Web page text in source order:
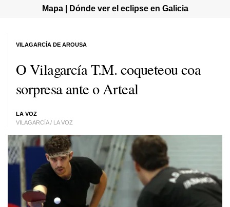
Mapa | Dónde ver el eclipse en Galicia
O Vilagarcía T.M. coqueteou coa
sorpresa ante o Arteal
LA VOZ
VILAGARCÍA / LA VOZ
VILAGARCÍA DE AROUSA